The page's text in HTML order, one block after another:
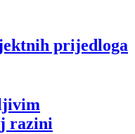
prijedloga
razini